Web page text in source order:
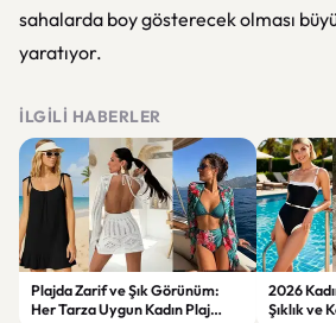
sahalarda boy gösterecek olması
yaratıyor.
İLGILI HABERLER
Plajda Zarif ve Şık Görünüm:
Her Tarza Uygun Kadın Plaj
2026
Şıklık ve